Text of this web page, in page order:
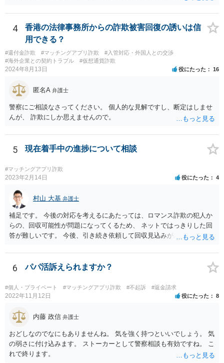
合には、同様に考えます。 よろしくお願いいたします。
4
香港の法律事務所からの詐欺被害回復の誘いは信
用できる？
#還付金詐欺 #マッチングアプリ詐欺
#入管対応・外国人との交渉
#海外企業との契約トラブル
#仮想通貨詐欺
2024年8月13日 役にたった 16
匿名A 弁護士
警察にご相談なさってください。 個人的な見解ですし、断定はしませ
んが、 詐欺にしか思えませんので。
5 現在着手中の進捗について相談
#マッチングアプリ詐欺
2023年2月14日 役にたった 4
村山 大基 弁護士
補足です。 今後の対応を考えるにあたっては、ロマンス詐欺の犯人か
らの、回収可能性が問題になってくるため、 ネットではっきりした回
答が難しいです。 今後、引き続き依頼して回収見込みがあるのなら、
このまま続けても相手からの回収が全然見込めないようなケースな
ら、ここで依頼を終了したい、着手金を一部返してくれないかとか、
6 パパ活訴えられますか？
#個人・プライベート #マッチングアプリ詐欺 #不起訴 #返金請求
2022年11月12日 役にたった 8
内藤 政信 弁護士
おどしなのでなにもありませんね。 気を強く持つといいでしょう。 気
の弱さに付け込みます。 ストーカーとして警察相談も有効ですね。 こ
れで終ります。